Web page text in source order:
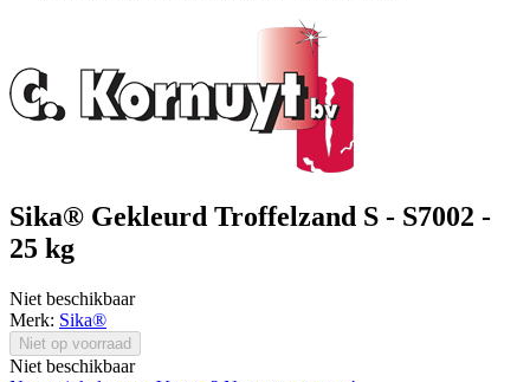
Sika® Gekleurd Troffelzand S - S7002 -
25 kg
Niet beschikbaar
Merk: Sika®
Niet op voorraad
Niet beschikbaar